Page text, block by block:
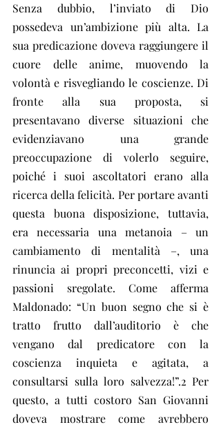
Senza dubbio, l’inviato di Dio
possedeva un’ambizione più alta. La
sua predicazione doveva raggiungere il
cuore delle anime, muovendo la
volontà e risvegliando le coscienze. Di
fronte alla sua proposta, si
presentavano diverse situazioni che
evidenziavano una grande
preoccupazione di volerlo seguire,
poiché i suoi ascoltatori erano alla
ricerca della felicità. Per portare avanti
questa buona disposizione, tuttavia,
era necessaria una metanoia – un
cambiamento di mentalità –, una
rinuncia ai propri preconcetti, vizi e
passioni sregolate. Come afferma
Maldonado: “Un buon segno che si è
tratto frutto dall’auditorio è che
vengano dal predicatore con la
coscienza inquieta e agitata, a
consultarsi sulla loro salvezza!”.2 Per
questo, a tutti costoro San Giovanni
doveva mostrare come avrebbero